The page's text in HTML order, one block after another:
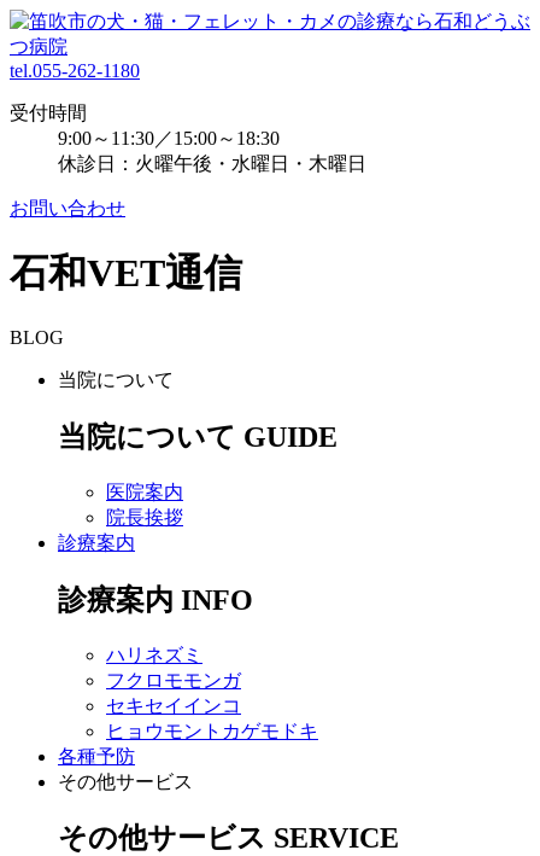
tel.055-262-1180
受付時間
9:00～11:30／15:00～18:30
休診日：火曜午後・水曜日・木曜日
お問い合わせ
石和VET通信
BLOG
当院について
当院について GUIDE
医院案内
院長挨拶
診療案内
診療案内 INFO
ハリネズミ
フクロモモンガ
セキセイインコ
ヒョウモントカゲモドキ
各種予防
その他サービス
その他サービス SERVICE